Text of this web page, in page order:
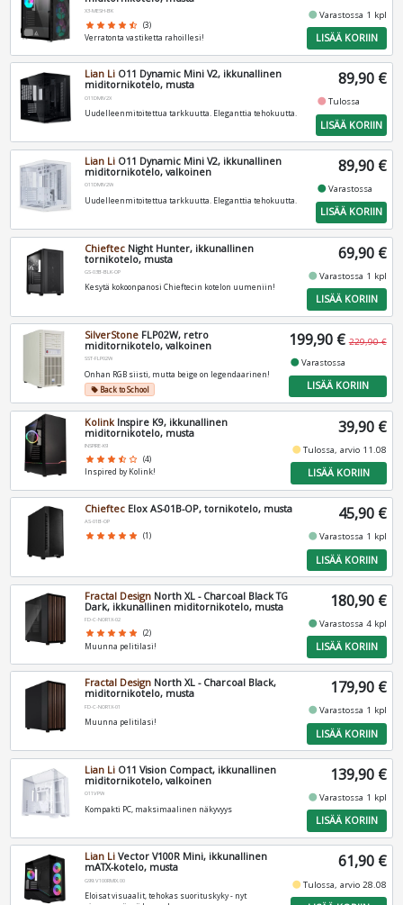
X3-MESH-BK
star star star star star_half (3)
Verratonta vastiketta rahoillesi!
fiber_manual_recordVarastossa 1 kpl
LISÄÄ KORIIN
Lian Li O11 Dynamic Mini V2, ikkunallinen
miditornikotelo, musta
O11DMIV2X
Uudelleenmitoitettua tarkkuutta. Eleganttia tehokuutta.
89,90 €
fiber_manual_recordTulossa
LISÄÄ KORIIN
Lian Li O11 Dynamic Mini V2, ikkunallinen
miditornikotelo, valkoinen
O11DMIV2W
Uudelleenmitoitettua tarkkuutta. Eleganttia tehokuutta.
89,90 €
fiber_manual_recordVarastossa
LISÄÄ KORIIN
Chieftec Night Hunter, ikkunallinen
tornikotelo, musta
GS-03B-BLK-OP
Kesytä kokoonpanosi Chieftecin kotelon uumeniin!
69,90 €
fiber_manual_recordVarastossa 1 kpl
LISÄÄ KORIIN
SilverStone FLP02W, retro
miditornikotelo, valkoinen
SST-FLP02W
Onhan RGB siisti, mutta beige on legendaarinen!
local_offerBack to School
199,90 € 229,90 €
fiber_manual_recordVarastossa
LISÄÄ KORIIN
Kolink Inspire K9, ikkunallinen
miditornikotelo, musta
INSPIRE-K9
star star star star_half star_border (4)
Inspired by Kolink!
39,90 €
fiber_manual_recordTulossa, arvio 11.08
LISÄÄ KORIIN
Chieftec Elox AS-01B-OP, tornikotelo, musta
AS-01B-OP
star star star star star (1)
45,90 €
fiber_manual_recordVarastossa 1 kpl
LISÄÄ KORIIN
Fractal Design North XL - Charcoal Black TG
Dark, ikkunallinen miditornikotelo, musta
FD-C-NOR1X-02
star star star star star (2)
Muunna pelitilasi!
180,90 €
fiber_manual_recordVarastossa 4 kpl
LISÄÄ KORIIN
Fractal Design North XL - Charcoal Black,
miditornikotelo, musta
FD-C-NOR1X-01
Muunna pelitilasi!
179,90 €
fiber_manual_recordVarastossa 1 kpl
LISÄÄ KORIIN
Lian Li O11 Vision Compact, ikkunallinen
miditornikotelo, valkoinen
O11VPW
Kompakti PC, maksimaalinen näkyvyys
139,90 €
fiber_manual_recordVarastossa 1 kpl
LISÄÄ KORIIN
Lian Li Vector V100R Mini, ikkunallinen
mATX-kotelo, musta
G99.V100RMIX.00
Eloisat visuaalit, tehokas suorituskyky - nyt
61,90 €
fiber_manual_recordTulossa, arvio 28.08